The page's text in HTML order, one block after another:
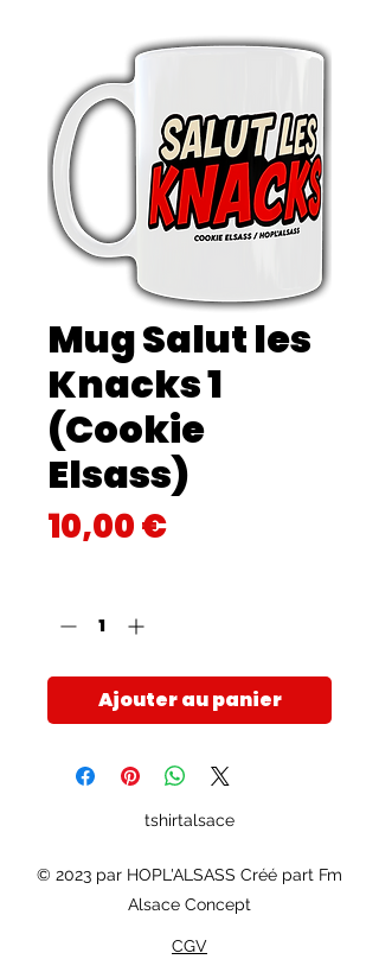
Mug Salut les
Knacks 1
(Cookie
Elsass)
10,00 €Prix
Ajouter au panier
tshirtalsace
© 2023 par HOPL'ALSASS Créé part Fm
Alsace Concept
CGV